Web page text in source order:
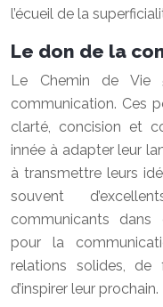
l’écueil de la
Le don de la
Le Chemin de
communication. Ces
clarté, concision et
innée à adapter leur
à transmettre leurs
souvent
communicants dans
pour la
relations solides, de
d’inspirer leur prochain.